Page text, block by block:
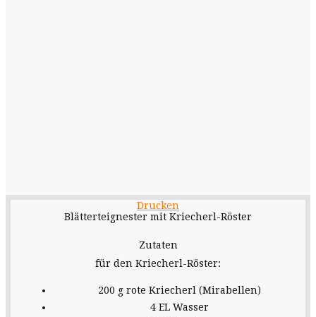
Drucken
Blätterteignester mit Kriecherl-Röster
Zutaten
für den Kriecherl-Röster:
200 g rote Kriecherl (Mirabellen)
4 EL Wasser